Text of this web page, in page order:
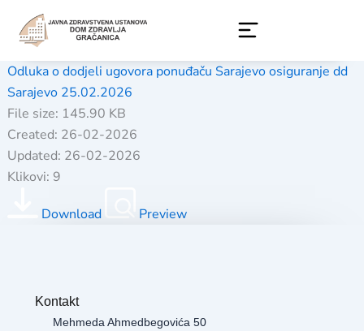
content
Odluka o dodjeli ugovora ponuđaču Sarajevo osiguranje dd
Sarajevo 25.02.2026
File size: 145.90 KB
Created: 26-02-2026
Updated: 26-02-2026
Klikovi: 9
Download Preview
Kontakt
Mehmeda Ahmedbegovića 50